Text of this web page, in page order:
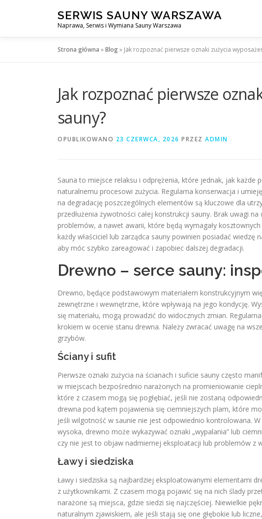
SERWIS SAUNY WARSZAWA
Naprawa, Serwis i Wymiana Sauny Warszawa
Strona główna »Blog» Jak rozpoznać pierwsze oznaki zużycia
Jak rozpoznać pierwsze
sauny?
OPUBLIKOWANO 23 CZERWCA, 2026 PRZEZ ADMIN
Sauna to miejsce relaksu i odprężenia, które jednak, jak każde
naturalnemu procesowi zużycia. Regularna konserwacja i
na degradację poszczególnych elementów są kluczowe dla
przedłużenia żywotności całej konstrukcji sauny. Brak uwagi
problemów, a nawet awarii, które będą wymagały
każdy właściciel lub zarządca sauny powinien posiadać
aby móc szybko zareagować i zapobiec dalszej degradacji.
Drewno – serce sauny:
Drewno, będące podstawowym materiałem konstrukcyjnym
zewnętrzne i wewnętrzne, które wpływają na jego kondycję.
się materiału, mogą prowadzić do widocznych zmian.
krokiem w ocenie stanu drewna. Należy zwracać uwagę na
grzybów.
Ściany i sufit
Pierwsze oznaki zużycia na ścianach i suficie sauny często
w miejscach bezpośrednio narażonych na promieniowanie
które z czasem mogą się pogłębiać, jeśli nie zostaną
drewna pod kątem pojawienia się ciemniejszych plam, które
jeśli wilgotność w saunie nie jest odpowiednio kontrolowana.
wysoka, drewno może wykazywać oznaki „wypalania” lub
czy nie jest to objaw nadmiernej eksploatacji lub problemów z
Ławy i siedziska
Ławy i siedziska są najbardziej eksploatowanymi elementami
z użytkownikami. Z czasem mogą pojawić się na nich ślady
narażone są miejsca, gdzie siedzi się najczęściej. Niewielkie
naturalnym zjawiskiem, ale jeśli stają się one głębokie lub